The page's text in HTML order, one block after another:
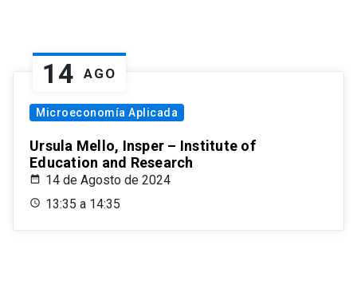
14 AGO
Microeconomía Aplicada
Ursula Mello, Insper – Institute of
Education and Research
14 de Agosto de 2024
13:35 a 14:35